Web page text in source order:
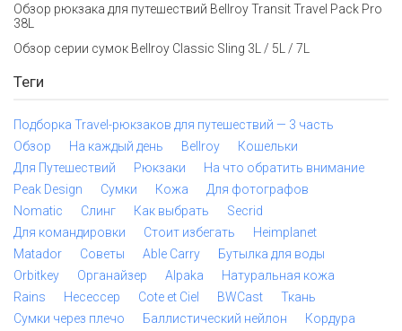
Обзор рюкзака для путешествий Bellroy Transit Travel Pack Pro
38L
Обзор серии сумок Bellroy Classic Sling 3L / 5L / 7L
Теги
Подборка Travel-рюкзаков для путешествий — 3 часть
Обзор
На каждый день Bellroy
Кошельки
Для Путешествий
Рюкзаки
На что обратить внимание
Peak Design
Сумки Кожа
Для фотографов
Nomatic
Слинг Как выбрать
Secrid
Для командировки
Стоит избегать
Heimplanet
Matador
Советы Able Carry
Бутылка для воды
Orbitkey
Органайзер Alpaka
Натуральная кожа
Rains
Несессер Cote et Ciel BWCast
Ткань
Сумки через плечо
Баллистический нейлон
Кордура